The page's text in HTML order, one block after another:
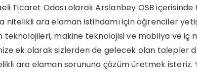
Ticaret Odası olarak Arslanbey OSB içerisinde
nitelikli ara elaman istihdamı için öğrenciler
teknolojileri, makine teknolojisi ve mobilya ve iç
ek olarak sizlerden de gelecek olan talepler
ara elaman sorununa çözüm üretmek isteriz.